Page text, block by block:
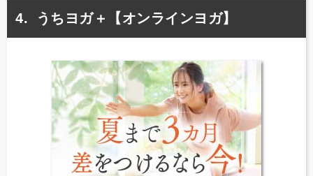
うちヨガ＋【オンラインヨガ】